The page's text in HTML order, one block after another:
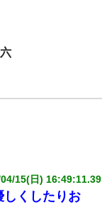
15(日) 16:49:11.39
しくしたりお